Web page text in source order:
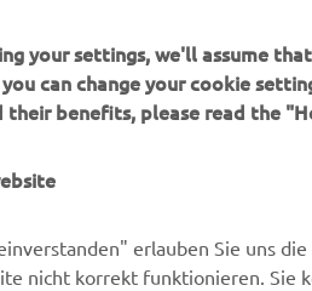
Informationen
unabhängige Partner
©
your settings, we'll assume
can change your cookie
benefits, please read the
erlauben Sie uns
nicht korrekt funktionieren. Sie